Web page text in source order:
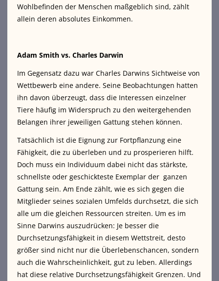
Wohlbefinden der Menschen maßgeblich sind, zählt
allein deren absolutes Einkommen.
Adam Smith vs. Charles Darwin
Im Gegensatz dazu war Charles Darwins Sichtweise von
Wettbewerb eine andere. Seine Beobachtungen hatten
ihn davon überzeugt, dass die Interessen einzelner
Tiere häufig im Widerspruch zu den weitergehenden
Belangen ihrer jeweiligen Gattung stehen können.
Tatsächlich ist die Eignung zur Fortpflanzung eine
Fähigkeit, die zu überleben und zu prosperieren hilft.
Doch muss ein Individuum dabei nicht das stärkste,
schnellste oder geschickteste Exemplar der ganzen
Gattung sein. Am Ende zählt, wie es sich gegen die
Mitglieder seines sozialen Umfelds durchsetzt, die sich
alle um die gleichen Ressourcen streiten. Um es im
Sinne Darwins auszudrücken: Je besser die
Durchsetzungsfähigkeit in diesem Wettstreit, desto
größer sind nicht nur die Überlebenschancen, sondern
auch die Wahrscheinlichkeit, gut zu leben. Allerdings
hat diese relative Durchsetzungsfähigkeit Grenzen. Und